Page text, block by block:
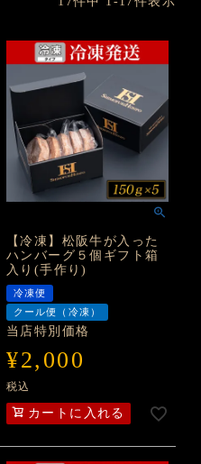
【冷凍】松阪牛が入った
ハンバーグ５個ギフト箱
入り(手作り)
冷凍便
クール便（冷凍）
当店特別価格
¥2,000
税込
カートに入れる